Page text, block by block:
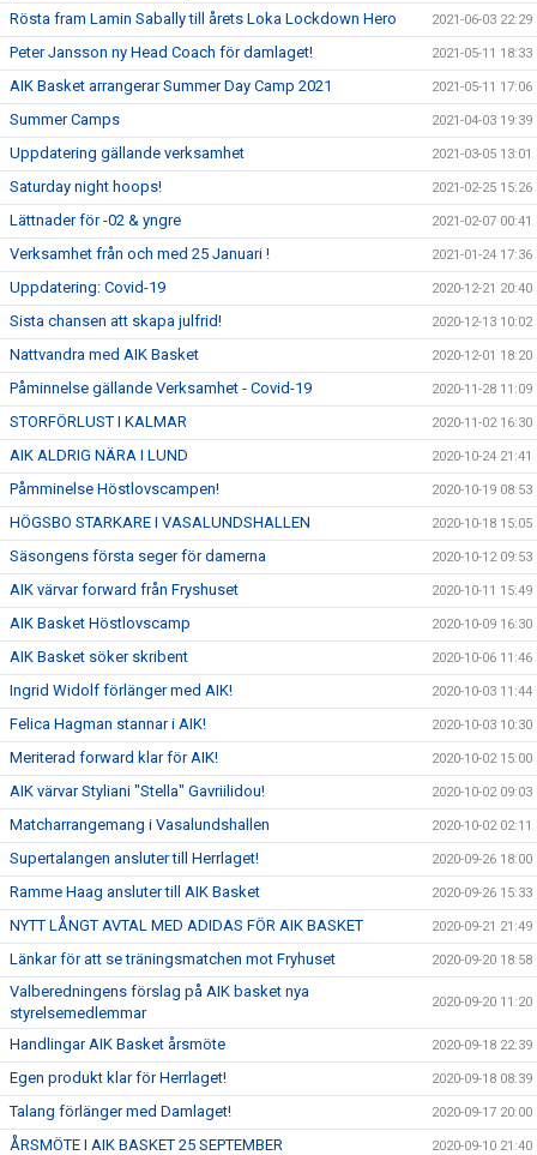
Rösta fram Lamin Sabally till årets Loka Lockdown Hero 2021-06-03 22:29
Peter Jansson ny Head Coach för damlaget! 2021-05-11 18:33
AIK Basket arrangerar Summer Day Camp 2021 2021-05-11 17:06
Summer Camps 2021-04-03 19:39
Uppdatering gällande verksamhet 2021-03-05 13:01
Saturday night hoops! 2021-02-25 15:26
Lättnader för -02 & yngre 2021-02-07 00:41
Verksamhet från och med 25 Januari ! 2021-01-24 17:36
Uppdatering: Covid-19 2020-12-21 20:40
Sista chansen att skapa julfrid! 2020-12-13 10:02
Nattvandra med AIK Basket 2020-12-01 18:20
Påminnelse gällande Verksamhet - Covid-19 2020-11-28 11:09
STORFÖRLUST I KALMAR 2020-11-02 16:30
AIK ALDRIG NÄRA I LUND 2020-10-24 21:41
Påmminelse Höstlovscampen! 2020-10-19 08:53
HÖGSBO STARKARE I VASALUNDSHALLEN 2020-10-18 15:05
Säsongens första seger för damerna 2020-10-12 09:53
AIK värvar forward från Fryshuset 2020-10-11 15:49
AIK Basket Höstlovscamp 2020-10-09 16:30
AIK Basket söker skribent 2020-10-06 11:46
Ingrid Widolf förlänger med AIK! 2020-10-03 11:44
Felica Hagman stannar i AIK! 2020-10-03 10:30
Meriterad forward klar för AIK! 2020-10-02 15:00
AIK värvar Styliani "Stella" Gavriilidou! 2020-10-02 09:03
Matcharrangemang i Vasalundshallen 2020-10-02 02:11
Supertalangen ansluter till Herrlaget! 2020-09-26 18:00
Ramme Haag ansluter till AIK Basket 2020-09-26 15:33
NYTT LÅNGT AVTAL MED ADIDAS FÖR AIK BASKET 2020-09-21 21:49
Länkar för att se träningsmatchen mot Fryhuset 2020-09-20 18:58
Valberedningens förslag på AIK basket nya
styrelsemedlemmar
2020-09-20 11:20
Handlingar AIK Basket årsmöte 2020-09-18 22:39
Egen produkt klar för Herrlaget! 2020-09-18 08:39
Talang förlänger med Damlaget! 2020-09-17 20:00
ÅRSMÖTE I AIK BASKET 25 SEPTEMBER 2020-09-10 21:40